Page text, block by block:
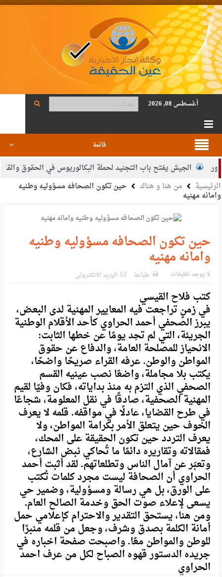
أغسطس 08, 2026
قائمة
الجيش يفتح باب التجنيد لحملة البكالوريوس في الحقوق والقانون
أحمد فريحات.. مبارك ومزيدا من التوفيقالرئيسية من هنا و هناك حين تكون الصحافه مسؤوليه وطنيه
وامانه مهنيه
حين تكون الصحافه مسؤوليه وطنيه
وامانه مهنيه
لا يوجد تعليقات طباعة البريد الالكترونى
كتب فلاح القيسي
في زمنٍ تراجعت فيه المعايير المهنية لدى البعض،
يبرز الصحفي أحمد الحراوي كأحد الأقلام الوطنية
الجريئة، التي لم تحِد يومًا عن خطها الثابت:
الانحياز للمصلحة العامة، والدفاع عن حقوق
المواطن والوطن. عرفه القراء صريحًا واضحًا،
يكتب بلا مجاملة، واضعًا نصب عينيه القسم
الصحفي الذي التزم به منذ بداياته، فكان وفيًا لقيم
المهنية الصحفية، صادقًا في نقل المعلومة، شجاعًا
في طرح القضايا، عادلًا في مواقفه. قلمه لا يعرف
الخوف حين يتعلق الأمر بكرامة المواطن، ولا
يعرف التردد حين تكون الحقيقة على المحك،
فمقالاته وتقاريره دائمًا ما تُحاكي نبض الشارع،
وتعبّر عن آمال الناس وتطلعاتهم. لقد أثبت أحمد
الحراوي أن الصحافة ليست مجرد كلمات تُكتب
على الورق، بل هي رسالة ومسؤولية، وضمير حي
يسعى لإعلاء صوت الحق وخدمة الصالح العام.
ومن هنا، يستحق التقدير والاحترام كإعلامي حمل
أمانة الكلمة بصدق وشرف، وجعل من قلمه منبرًا
للوطن والمواطن معًا. واصبحت صفحة اخباره في
جريده الدستور قهوه الصباح لكل من عرف احمد
الحراوي